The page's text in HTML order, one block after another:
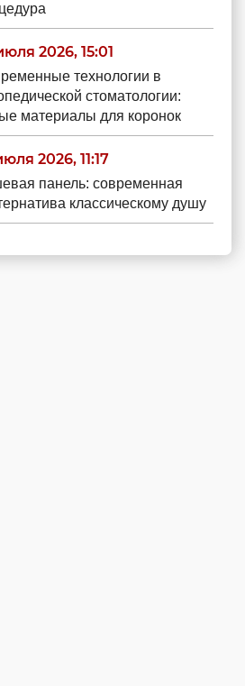
2026, 15:01
технологии в
стоматологии:
материалы для коронок
2026, 11:17
панель: современная
классическому душу